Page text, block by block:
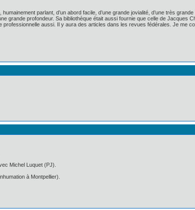
parlant, d’un abord facile, d’une grande jovialité, d’une très
grande profondeur. Sa bibliothèque était aussi fournie que celle de Jacques
aussi. Il y aura des articles dans les revues fédérales. Je me
Michel Luquet (PJ).
à Montpellier).